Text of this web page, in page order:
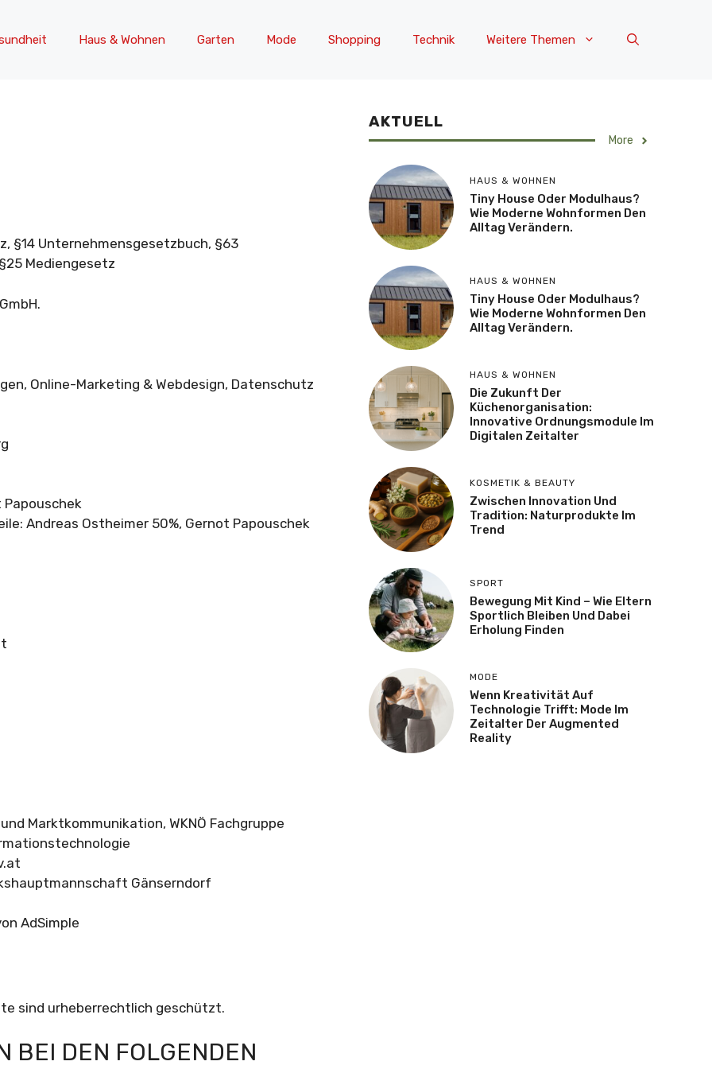
Haus & Wohnen Garten Mode Shopping Technik Weitere Themen
§14 Unternehmensgesetzbuch, §63
Mediengesetz
Online-Marketing & Webdesign, Datenschutz
Andreas Ostheimer 50%, Gernot Papouschek
Marktkommunikation, WKNÖ Fachgruppe
Gänserndorf
AdSimple
sind urheberrechtlich geschützt.
BEI DEN FOLGENDEN
AKTUELL
More
HAUS & WOHNEN
Tiny House Oder Modulhaus?
Wie Moderne Wohnformen Den
Alltag Verändern.
HAUS & WOHNEN
Tiny House Oder Modulhaus?
Wie Moderne Wohnformen Den
Alltag Verändern.
HAUS & WOHNEN
Die Zukunft Der
Küchenorganisation:
Innovative Ordnungsmodule Im
Digitalen Zeitalter
KOSMETIK & BEAUTY
Zwischen Innovation Und
Tradition: Naturprodukte Im
Trend
SPORT
Bewegung Mit Kind – Wie Eltern
Sportlich Bleiben Und Dabei
Erholung Finden
MODE
Wenn Kreativität Auf
Technologie Trifft: Mode Im
Zeitalter Der Augmented
Reality